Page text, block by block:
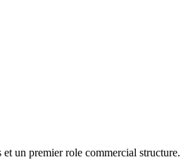
un premier role commercial structure.